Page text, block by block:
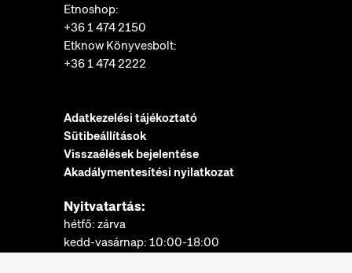
Etnoshop:
+36 1 474 2150
Etknow Könyvesbolt:
+36 1 474 2222
Adatkezelési tájékoztató
Sütibeállítások
Visszaélések bejelentése
Akadálymentesítési nyilatkozat
Nyitvatartás:
hétfő: zárva
kedd-vasárnap: 10:00-18:00